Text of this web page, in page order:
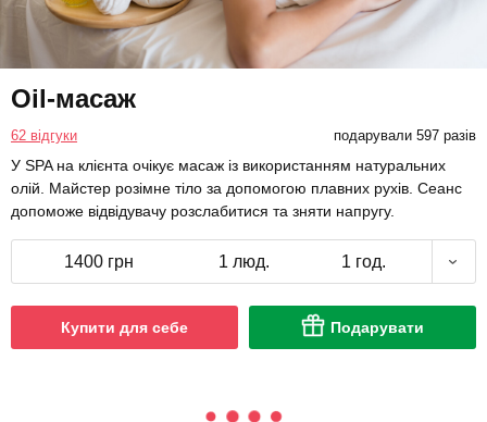
Oil-масаж
62 відгуки подарували 597 разів
У SPA на клієнта очікує масаж із використанням натуральних
олій. Майстер розімне тіло за допомогою плавних рухів. Сеанс
допоможе відвідувачу розслабитися та зняти напругу.
1400 грн 1 люд. 1 год.
Купити для себе Подарувати